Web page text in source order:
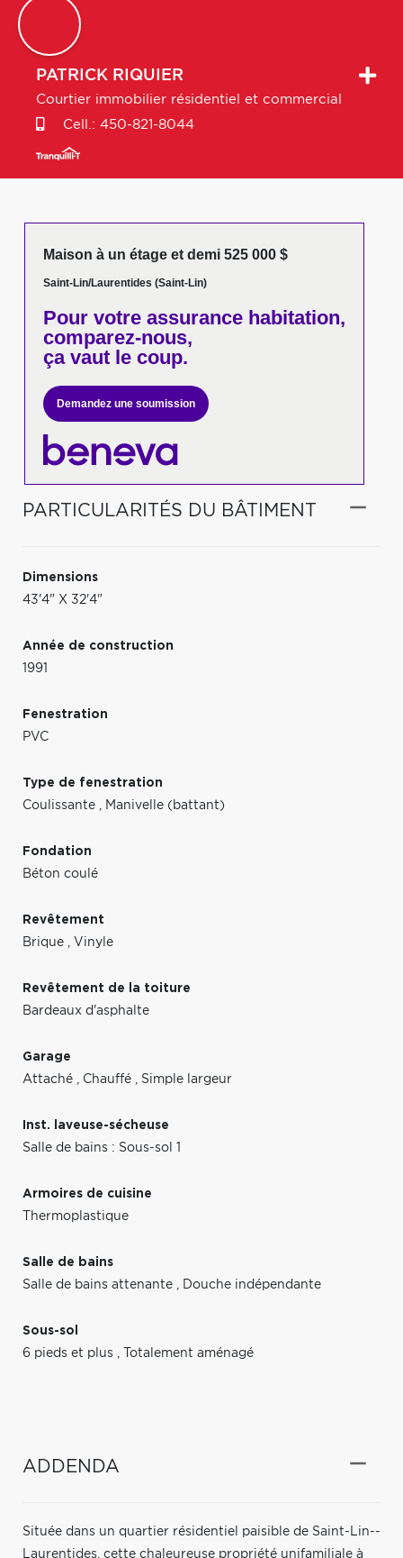
PATRICK RIQUIER
Courtier immobilier résidentiel et commercial
Cell.: 450-821-8044
Maison à un étage et demi 525 000 $
Saint-Lin/Laurentides (Saint-Lin)
Pour votreassurance habitation,
comparez-nous,
ça vaut le coup.
Demandez une soumission
PARTICULARITÉS DU BÂTIMENT
Dimensions
43'4" X 32'4"
Année de construction
1991
Fenestration
PVC
Type de fenestration
Coulissante , Manivelle (battant)
Fondation
Béton coulé
Revêtement
Brique , Vinyle
Revêtement de la toiture
Bardeaux d'asphalte
Garage
Attaché , Chauffé , Simple largeur
Inst. laveuse-sécheuse
Salle de bains : Sous-sol 1
Armoires de cuisine
Thermoplastique
Salle de bains
Salle de bains attenante , Douche indépendante
Sous-sol
6 pieds et plus , Totalement aménagé
ADDENDA
Située dans un quartier résidentiel paisible de Saint-Lin--
Laurentides, cette chaleureuse propriété unifamiliale à